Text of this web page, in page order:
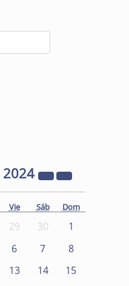
2024
Vie Sáb Dom
29 30
1
6 7
8
13 14
15